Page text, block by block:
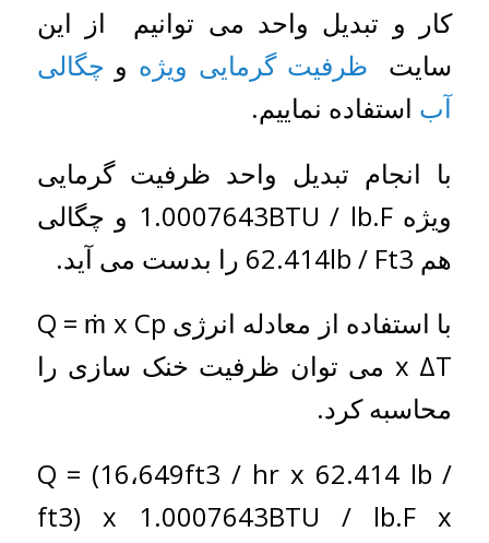
کار و تبدیل واحد می توانیم از این
سایت ظرفیت گرمایی ویژه و چگالی
آب استفاده نماییم.
با انجام تبدیل واحد ظرفیت گرمایی
ویژه 1.0007643BTU / lb.F و چگالی
هم 62.414lb / Ft3 را بدست می آید.
با استفاده از معادله انرژی Q = ṁ x Cp
x ΔT می توان ظرفیت خنک سازی را
محاسبه کرد.
Q = (16،649ft3 / hr x 62.414 lb /
ft3) x 1.0007643BTU / lb.F x